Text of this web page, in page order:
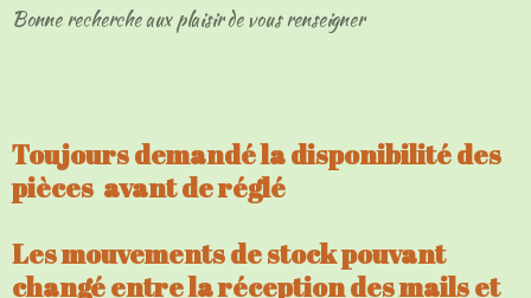
Bonne recherche aux plaisir de vous renseigner
Toujours demandé la disponibilité des
pièces avant de réglé
Les mouvements de stock pouvant
changé entre la réception des mails et